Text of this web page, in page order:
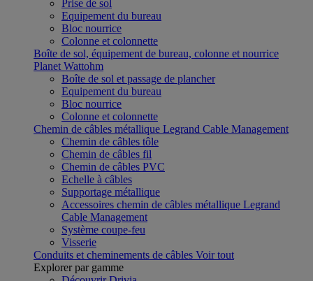
Prise de sol
Equipement du bureau
Bloc nourrice
Colonne et colonnette
Boîte de sol, équipement de bureau, colonne et nourrice
Planet Wattohm
Boîte de sol et passage de plancher
Equipement du bureau
Bloc nourrice
Colonne et colonnette
Chemin de câbles métallique Legrand Cable Management
Chemin de câbles tôle
Chemin de câbles fil
Chemin de câbles PVC
Echelle à câbles
Supportage métallique
Accessoires chemin de câbles métallique Legrand
Cable Management
Système coupe-feu
Visserie
Conduits et cheminements de câbles Voir tout
Explorer par gamme